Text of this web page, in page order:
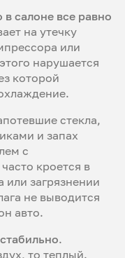
салоне все равно
на утечку
или
нарушается
которой
стекла,
и запах
с
кроется в
или загрязнении
не выводится
авто.
.
то теплый.